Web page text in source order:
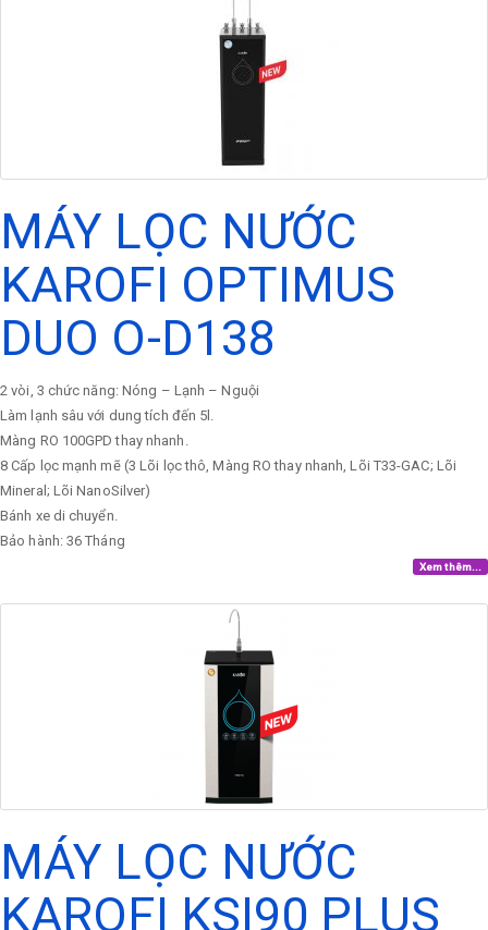
MÁY LỌC NƯỚC
KAROFI OPTIMUS
DUO O-D138
2 vòi, 3 chức năng: Nóng – Lạnh – Nguội
Làm lạnh sâu với dung tích đến 5l.
Màng RO 100GPD thay nhanh.
8 Cấp lọc mạnh mẽ (3 Lõi lọc thô, Màng RO thay nhanh, Lõi T33-GAC; Lõi
Mineral; Lõi NanoSilver)
Bánh xe di chuyển.
Bảo hành: 36 Tháng
Xem thêm...
MÁY LỌC NƯỚC
KAROFI KSI90 PLUS